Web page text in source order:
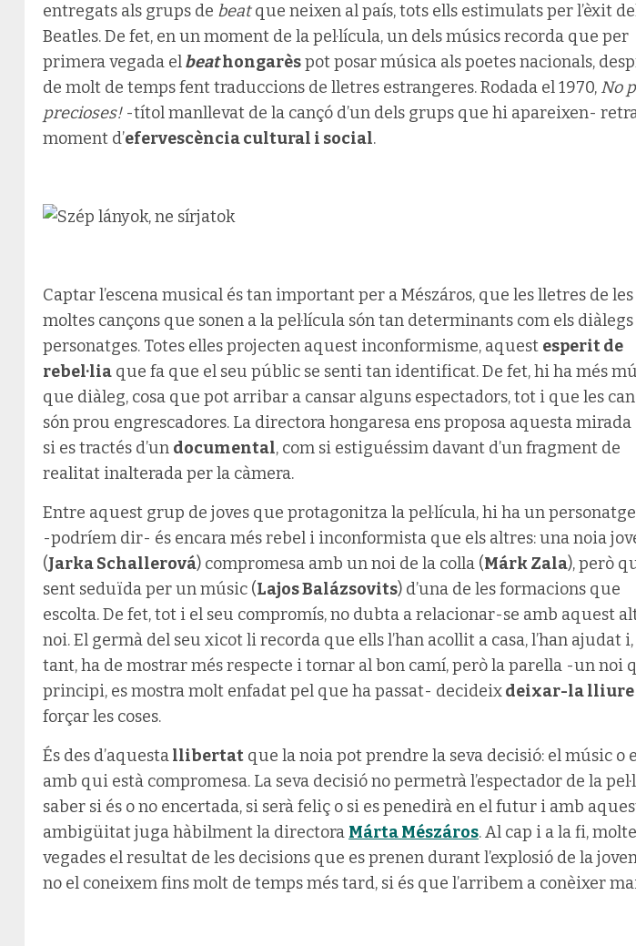
entregats als grups de beatque neixen al país, tots ells estimulats per l’èxit
Beatles. De fet, en un moment de la pel·lícula, un dels músics recorda que per
primera vegada elbeathongarèspot posar música als poetes nacionals,
de molt de temps fent traduccions de lletres estrangeres. Rodada el 1970, No
precioses! -títol manllevat de la cançó d’un dels grups que hi apareixen-
moment d’efervescència cultural i social.
Captar l’escena musical és tan important per a Mészáros, que les lletres de les
moltes cançons que sonen a la pel·lícula són tan determinants com els
personatges. Totes elles projecten aquest inconformisme, aquest esperit de
rebel·lia que fa que el seu públic se senti tan identificat. De fet, hi ha més
que diàleg, cosa que pot arribar a cansar alguns espectadors, tot i que les
són prou engrescadores. La directora hongaresa ens proposa aquesta mirada
si es tractés d’un documental, com si estiguéssim davant d’un fragment de
realitat inalterada per la càmera.
Entre aquest grup de joves que protagonitza la pel·lícula, hi ha un
-podríem dir- és encara més rebel i inconformista que els altres: una noia
(Jarka Schallerová) compromesa amb un noi de la colla (Márk Zala), però
sent seduïda per un músic (Lajos Balázsovits) d’una de les formacions que
escolta. De fet, tot i el seu compromís, no dubta a relacionar-se amb aquest
noi. El germà del seu xicot li recorda que ells l’han acollit a casa, l’han ajudat
tant, ha de mostrar més respecte i tornar al bon camí, però la parella -un noi
principi, es mostra molt enfadat pel que ha passat- decideixdeixar-la lliure
forçar les coses.
És des d’aquestallibertat que la noia pot prendre la seva decisió: el músic o
amb qui està compromesa. La seva decisió no permetrà l’espectador de la
saber si és o no encertada, si serà feliç o si es penedirà en el futur i amb
ambigüitat juga hàbilment la directora Márta Mészáros. Al cap i a la fi,
vegades el resultat de les decisions que es prenen durant l’explosió de la
no el coneixem fins molt de temps més tard, si és que l’arribem a conèixer